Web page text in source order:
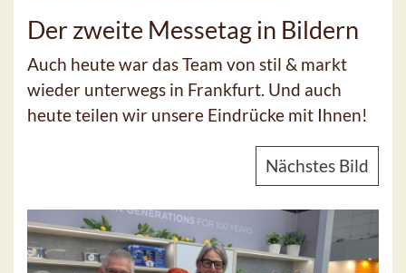
Der zweite Messetag in Bildern
Auch heute war das Team von stil & markt
wieder unterwegs in Frankfurt. Und auch
heute teilen wir unsere Eindrücke mit Ihnen!
Nächstes Bild